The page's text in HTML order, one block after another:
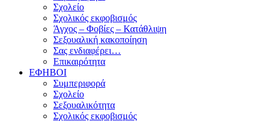
Σχολείο
Σχολικός εκφοβισμός
Άγχος – Φοβίες – Κατάθλιψη
Σεξουαλική κακοποίηση
Σας ενδιαφέρει…
Επικαιρότητα
ΕΦΗΒΟΙ
Συμπεριφορά
Σχολείο
Σεξουαλικότητα
Σχολικός εκφοβισμός